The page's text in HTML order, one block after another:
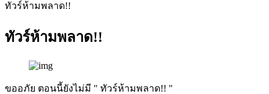
ทัวร์ห้ามพลาด!!
ทัวร์ห้ามพลาด!!
ขออภัย ตอนนี้ยังไม่มี " ทัวร์ห้ามพลาด!! "